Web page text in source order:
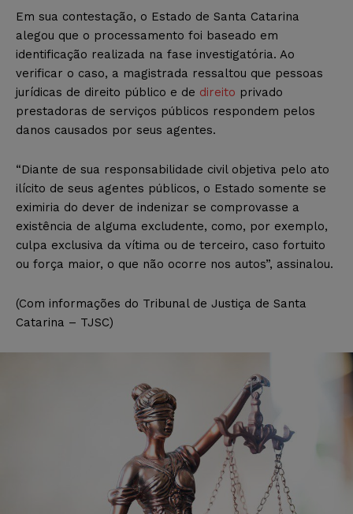
Em sua contestação, o Estado de Santa Catarina
alegou que o processamento foi baseado em
identificação realizada na fase investigatória. Ao
verificar o caso, a magistrada ressaltou que pessoas
jurídicas de direito público e de direito privado
prestadoras de serviços públicos respondem pelos
danos causados por seus agentes.
“Diante de sua responsabilidade civil objetiva pelo ato
ilícito de seus agentes públicos, o Estado somente se
eximiria do dever de indenizar se comprovasse a
existência de alguma excludente, como, por exemplo,
culpa exclusiva da vítima ou de terceiro, caso fortuito
ou força maior, o que não ocorre nos autos”, assinalou.
(Com informações do Tribunal de Justiça de Santa
Catarina – TJSC)